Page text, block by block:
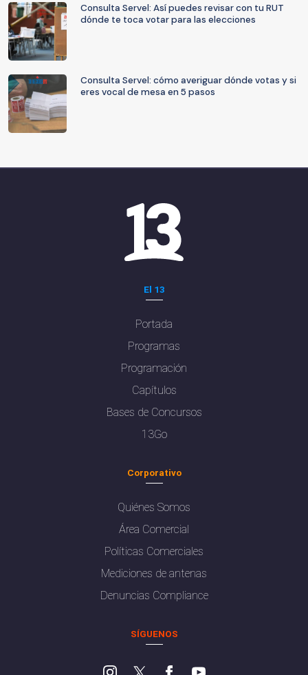
Consulta Servel: Así puedes revisar con tu RUT
dónde te toca votar para las elecciones
Consulta Servel: cómo averiguar dónde votas y si
eres vocal de mesa en 5 pasos
El 13
Portada
Programas
Programación
Capítulos
Bases de Concursos
13Go
Corporativo
Quiénes Somos
Área Comercial
Políticas Comerciales
Mediciones de antenas
Denuncias Compliance
SÍGUENOS